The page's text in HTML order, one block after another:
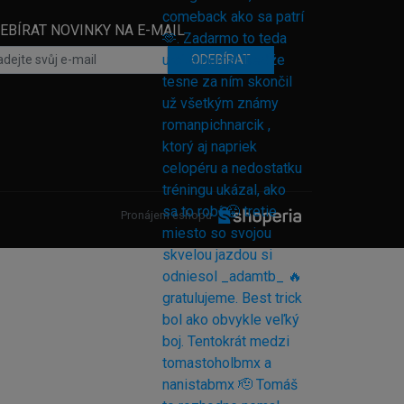
NOVINKY NA E-MAIL
ODEBÍRAT
Pronájem eshopu